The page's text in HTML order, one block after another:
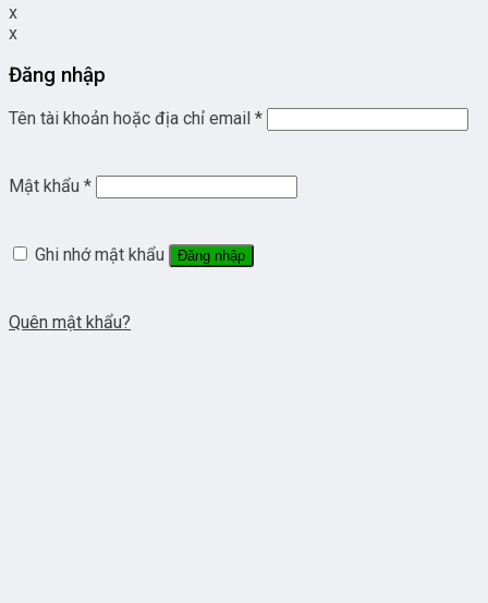
x
x
Đăng nhập
Tên tài khoản hoặc địa chỉ email *
Mật khẩu *
Ghi nhớ mật khẩu Đăng nhập
Quên mật khẩu?